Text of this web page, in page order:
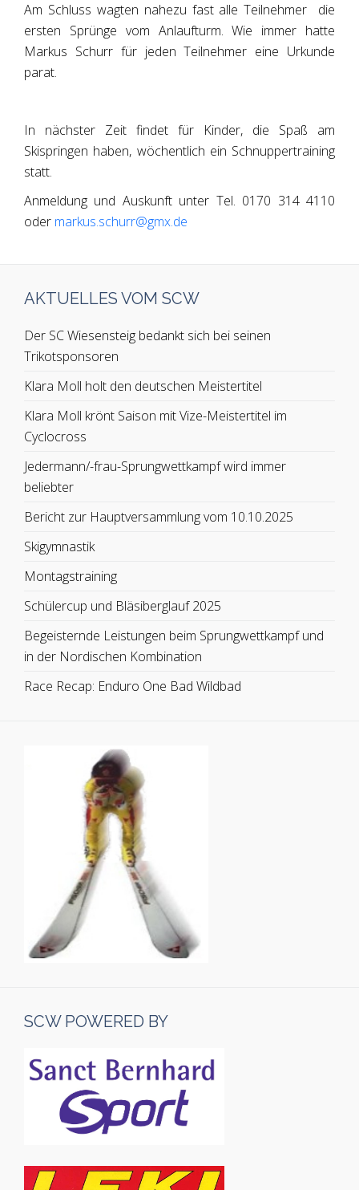
Am Schluss wagten nahezu fast alle Teilnehmer die
ersten Sprünge vom Anlaufturm. Wie immer hatte
Markus Schurr für jeden Teilnehmer eine Urkunde
parat.
In nächster Zeit findet für Kinder, die Spaß am
Skispringen haben, wöchentlich ein Schnuppertraining
statt.
Anmeldung und Auskunft unter Tel. 0170 314 4110
oder markus.schurr@gmx.de
AKTUELLES VOM SCW
Der SC Wiesensteig bedankt sich bei seinen
Trikotsponsoren
Klara Moll holt den deutschen Meistertitel
Klara Moll krönt Saison mit Vize-Meistertitel im
Cyclocross
Jedermann/-frau-Sprungwettkampf wird immer
beliebter
Bericht zur Hauptversammlung vom 10.10.2025
Skigymnastik
Montagstraining
Schülercup und Bläsiberglauf 2025
Begeisternde Leistungen beim Sprungwettkampf und
in der Nordischen Kombination
Race Recap: Enduro One Bad Wildbad
SCW POWERED BY